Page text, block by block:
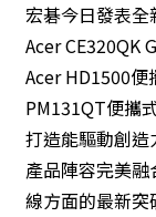
宏碁今日發表全
Acer CE320QK
Acer HD1500便
PM131QT便攜
打造能驅動創
產品陣容完美
線方面的最新突